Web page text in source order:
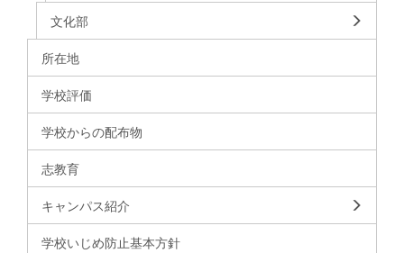
文化部
所在地
学校評価
学校からの配布物
志教育
キャンパス紹介
学校いじめ防止基本方針